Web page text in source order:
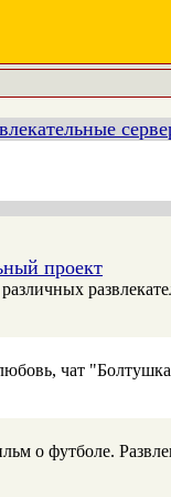
проект
чат
о футболе.